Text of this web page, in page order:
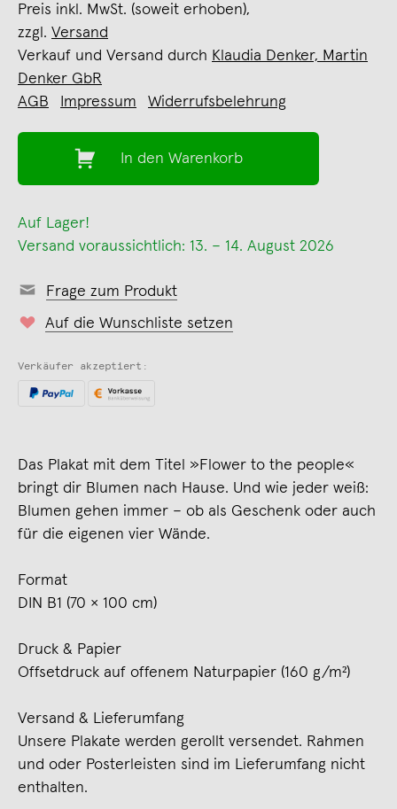
Preis inkl. MwSt. (soweit erhoben),
zzgl. Versand
Verkauf und Versand durch Klaudia Denker, Martin
Denker GbR
AGB
Impressum Widerrufsbelehrung
In den Warenkorb
Auf Lager!
Versand voraussichtlich: 13. – 14. August 2026
Frage zum Produkt
Auf die Wunschliste setzen
Verkäufer akzeptiert:
Das Plakat mit dem Titel »Flower to the people«
bringt dir Blumen nach Hause. Und wie jeder weiß:
Blumen gehen immer – ob als Geschenk oder auch
für die eigenen vier Wände.
Format
DIN B1 (70 × 100 cm)
Druck & Papier
Offsetdruck auf offenem Naturpapier (160 g/m²)
Versand & Lieferumfang
Unsere Plakate werden gerollt versendet. Rahmen
und oder Posterleisten sind im Lieferumfang nicht
enthalten.